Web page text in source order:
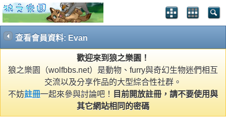
查看會員資料: Evan
歡迎來到狼之樂園！
狼之樂園（wolfbbs.net）是動物、furry與奇幻生物迷們相互
交流以及分享作品的大型綜合性社群。
不妨註冊一起來參與討論吧！
目前開放註冊，請不要使用與
其它網站相同的密碼